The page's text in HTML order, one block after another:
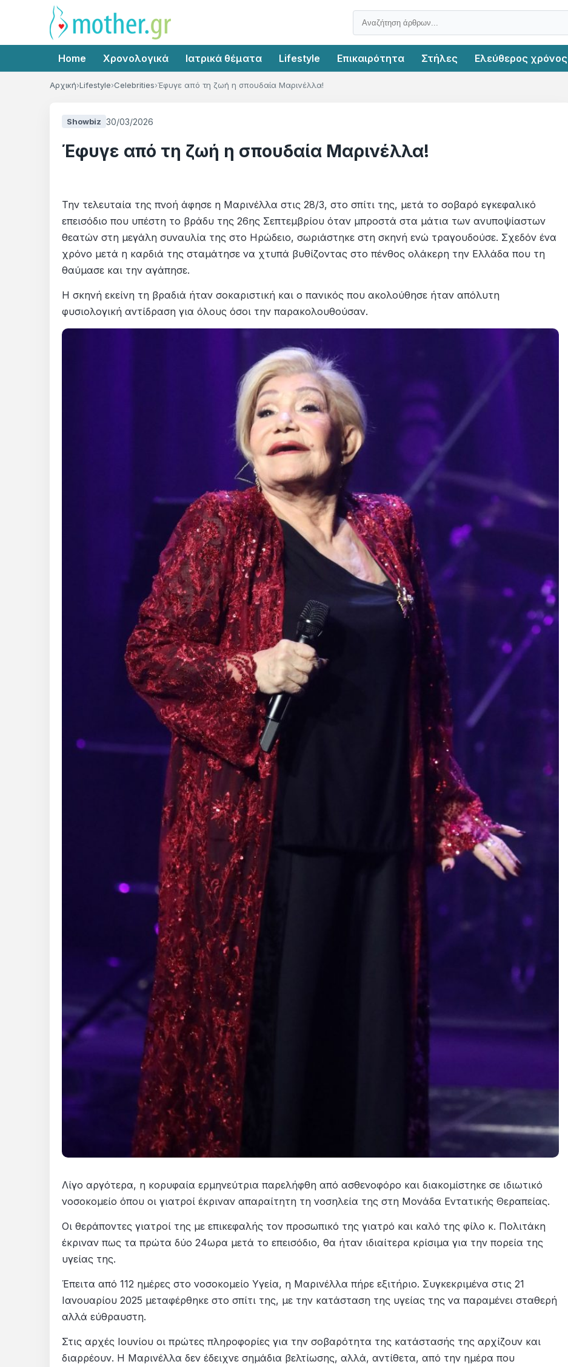
Home Χρονολογικά Ιατρικά θέματα Lifestyle Επικαιρότητα Στήλες Ελεύθερος χρόνος
Αρχική Lifestyle Celebrities Έφυγε από τη ζωή η σπουδαία Μαρινέλλα!
Showbiz 30/03/2026
Έφυγε από τη ζωή η σπουδαία Μαρινέλλα!
Την τελευταία της πνοή άφησε η Μαρινέλλα στις 28/3, στο σπίτι της, μετά το σοβαρό εγκεφαλικό
επεισόδιο που υπέστη το βράδυ της 26ης Σεπτεμβρίου όταν μπροστά στα μάτια των ανυποψίαστων
θεατών στη μεγάλη συναυλία της στο Ηρώδειο, σωριάστηκε στη σκηνή ενώ τραγουδούσε. Σχεδόν ένα
χρόνο μετά η καρδιά της σταμάτησε να χτυπά βυθίζοντας στο πένθος ολάκερη την Ελλάδα που τη
θαύμασε και την αγάπησε.
Η σκηνή εκείνη τη βραδιά ήταν σοκαριστική και ο πανικός που ακολούθησε ήταν απόλυτη
φυσιολογική αντίδραση για όλους όσοι την παρακολουθούσαν.
Λίγο αργότερα, η κορυφαία ερμηνεύτρια παρελήφθη από ασθενοφόρο και διακομίστηκε σε ιδιωτικό
νοσοκομείο όπου οι γιατροί έκριναν απαραίτητη τη νοσηλεία της στη Μονάδα Εντατικής Θεραπείας.
Οι θεράποντες γιατροί της με επικεφαλής τον προσωπικό της γιατρό και καλό της φίλο κ. Πολιτάκη
έκριναν πως τα πρώτα δύο 24ωρα μετά το επεισόδιο, θα ήταν ιδιαίτερα κρίσιμα για την πορεία της
υγείας της.
Έπειτα από 112 ημέρες στο νοσοκομείο Υγεία, η Μαρινέλλα πήρε εξιτήριο. Συγκεκριμένα στις 21
Ιανουαρίου 2025 μεταφέρθηκε στο σπίτι της, με την κατάσταση της υγείας της να παραμένει σταθερή
αλλά εύθραυστη.
Στις αρχές Ιουνίου οι πρώτες πληροφορίες για την σοβαρότητα της κατάστασής της αρχίζουν και
διαρρέουν. Η Μαρινέλλα δεν έδειχνε σημάδια βελτίωσης, αλλά, αντίθετα, από την ημέρα που